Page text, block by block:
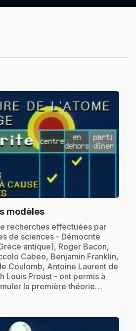
modèles.
recherches effectuées par
de sciences - Démocrite
antique), Roger Bacon,
Cabeo, Benjamin Franklin,
Coulomb, Antoine Laurent de
Louis Proust - ont permis à
la première théorie…